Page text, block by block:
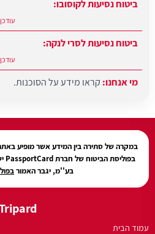
ביטוח נסיעות לסרי לנקה:
מי אנחנו:קראו מידע על הסוכנות.
במקרה של סתירה בין המידע אשר מופיע
בע''מ, יגבר האמור
עמוד הבית